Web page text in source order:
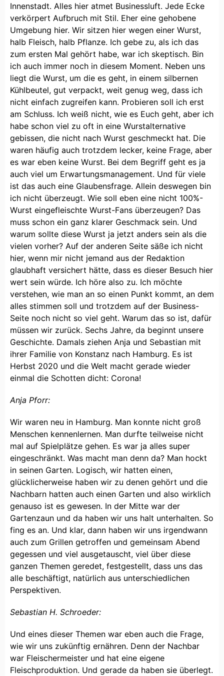
Innenstadt. Alles hier atmet Businessluft. Jede Ecke
verkörpert Aufbruch mit Stil. Eher eine gehobene
Umgebung hier. Wir sitzen hier wegen einer Wurst,
halb Fleisch, halb Pflanze. Ich gebe zu, als ich das
zum ersten Mal gehört habe, war ich skeptisch. Bin
ich auch immer noch in diesem Moment. Neben uns
liegt die Wurst, um die es geht, in einem silbernen
Kühlbeutel, gut verpackt, weit genug weg, dass ich
nicht einfach zugreifen kann. Probieren soll ich erst
am Schluss. Ich weiß nicht, wie es Euch geht, aber ich
habe schon viel zu oft in eine Wurstalternative
gebissen, die nicht nach Wurst geschmeckt hat. Die
waren häufig auch trotzdem lecker, keine Frage, aber
es war eben keine Wurst. Bei dem Begriff geht es ja
auch viel um Erwartungsmanagement. Und für viele
ist das auch eine Glaubensfrage. Allein deswegen bin
ich nicht überzeugt. Wie soll eben eine nicht 100%-
Wurst eingefleischte Wurst-Fans überzeugen? Das
muss schon ein ganz klarer Geschmack sein. Und
warum sollte diese Wurst ja jetzt anders sein als die
vielen vorher? Auf der anderen Seite säße ich nicht
hier, wenn mir nicht jemand aus der Redaktion
glaubhaft versichert hätte, dass es dieser Besuch hier
wert sein würde. Ich höre also zu. Ich möchte
verstehen, wie man an so einen Punkt kommt, an dem
alles stimmen soll und trotzdem auf der Business-
Seite noch nicht so viel geht. Warum das so ist, dafür
müssen wir zurück. Sechs Jahre, da beginnt unsere
Geschichte. Damals ziehen Anja und Sebastian mit
ihrer Familie von Konstanz nach Hamburg. Es ist
Herbst 2020 und die Welt macht gerade wieder
einmal die Schotten dicht: Corona!
Anja Pforr:
Wir waren neu in Hamburg. Man konnte nicht groß
Menschen kennenlernen. Man durfte teilweise nicht
mal auf Spielplätze gehen. Es war ja alles super
eingeschränkt. Was macht man denn da? Man hockt
in seinen Garten. Logisch, wir hatten einen,
glücklicherweise haben wir zu denen gehört und die
Nachbarn hatten auch einen Garten und also wirklich
genauso ist es gewesen. In der Mitte war der
Gartenzaun und da haben wir uns halt unterhalten. So
fing es an. Und klar, dann haben wir uns irgendwann
auch zum Grillen getroffen und gemeinsam Abend
gegessen und viel ausgetauscht, viel über diese
ganzen Themen geredet, festgestellt, dass uns das
alle beschäftigt, natürlich aus unterschiedlichen
Perspektiven.
Sebastian H. Schroeder:
Und eines dieser Themen war eben auch die Frage,
wie wir uns zukünftig ernähren. Denn der Nachbar
war Fleischermeister und hat eine eigene
Fleischproduktion. Und gerade da haben sie überlegt.